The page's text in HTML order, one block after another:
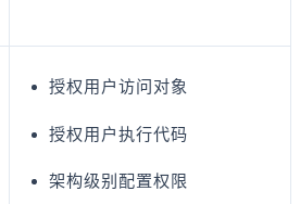
授权用户访问对象
授权用户执行代码
架构级别配置权限